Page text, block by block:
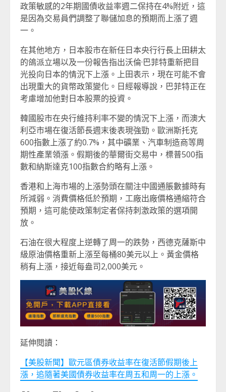
政策敏感的2年期國債收益率週二保持在4%附近，這
是因為交易員們調整了聯儲加息的預期而上漲了週
一。
在其他地方，日本股市在新任日本央行行長上田耕太
的鴿派立場以及一份報告指出沃倫·巴菲特重新把目
光投向日本的情況下上漲。上田表示，現在可能不會
出現重大的貨幣政策變化。日經報導說，巴菲特正在
考慮增加他對日本股票的投資。
韓國股市在央行維持利率不變的情況下上漲，而澳大
利亞市場在復活節長週末後表現強勁。歐洲斯托克
600指數上漲了約0.7%，其中礦業、汽車制造商等周
期性產業領漲。假期後的華爾街交易中，標普500指
數和納斯達克100指數合約略有上漲。
香港和上海市場的上漲勢頭在關注中國通脹數據時有
所減弱。消費價格低於預期，工廠出廠價格通縮符合
預期，這可能使政策制定者保持刺激政策的選項開
放。
石油在很大程度上逆轉了周一的跌勢，西德克薩斯中
級原油價格重新上漲至每桶80美元以上。黃金價格
稍有上漲，接近每盎司2,000美元。
延伸閱讀：
【美股新聞】歐元區債券收益率在復活節假期後上
漲，追隨著美國債券收益率在周五和周一的上漲。